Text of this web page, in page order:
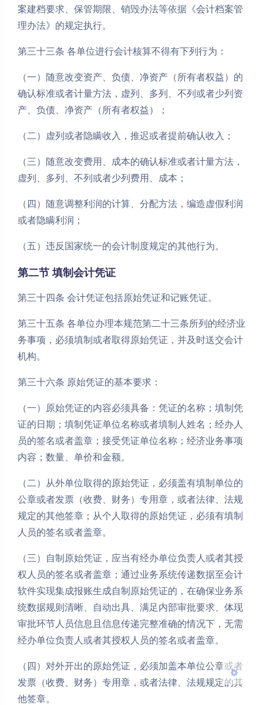
夜间模式
Sans Serif Serif
浅阴影 深阴影
关闭 日落 暗化 灰度
案建档要求、保管期限、销毁办法等依据《会计档案管
理办法》的规定执行。
第三十三条 各单位进行会计核算不得有下列行为：
（一）随意改变资产、负债、净资产（所有者权益）的
确认标准或者计量方法，虚列、多列、不列或者少列资
产、负债、净资产（所有者权益）；
（二）虚列或者隐瞒收入，推迟或者提前确认收入；
（三）随意改变费用、成本的确认标准或者计量方法，
虚列、多列、不列或者少列费用、成本；
（四）随意调整利润的计算、分配方法，编造虚假利润
或者隐瞒利润；
（五）违反国家统一的会计制度规定的其他行为。
第二节 填制会计凭证
第三十四条 会计凭证包括原始凭证和记账凭证。
第三十五条 各单位办理本规范第二十三条所列的经济业
务事项，必须填制或者取得原始凭证，并及时送交会计
机构。
第三十六条 原始凭证的基本要求：
（一）原始凭证的内容必须具备：凭证的名称；填制凭
证的日期；填制凭证单位名称或者填制人姓名；经办人
员的签名或者盖章；接受凭证单位名称；经济业务事项
内容；数量、单价和金额。
（二）从外单位取得的原始凭证，必须盖有填制单位的
公章或者发票（收费、财务）专用章，或者法律、法规
规定的其他签章；从个人取得的原始凭证，必须有填制
人员的签名或者盖章。
（三）自制原始凭证，应当有经办单位负责人或者其授
权人员的签名或者盖章；通过业务系统传递数据至会计
软件实现集成报账生成自制原始凭证的，在确保业务系
统数据规则清晰、自动出具、满足内部审批要求、体现
审批环节人员信息且信息传递完整准确的情况下，无需
经办单位负责人或者其授权人员的签名或者盖章。
（四）对外开出的原始凭证，必须加盖本单位公章或者
发票（收费、财务）专用章，或者法律、法规规定的其
他签章。